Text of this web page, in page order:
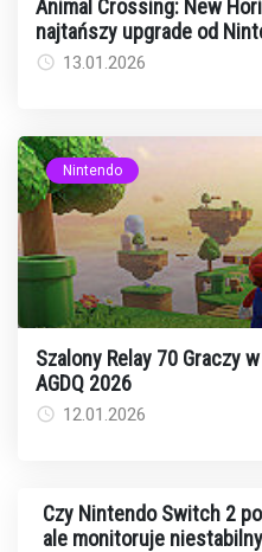
Animal Crossing: New
najtańszy upgrade od
13.01.2026
Nintendo
Szalony Relay 70 Graczy
AGDQ 2026
12.01.2026
Czy Nintendo Switch 2
ale monitoruje